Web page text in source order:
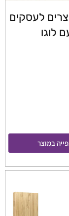
לעסקים
לוגו
במוצר